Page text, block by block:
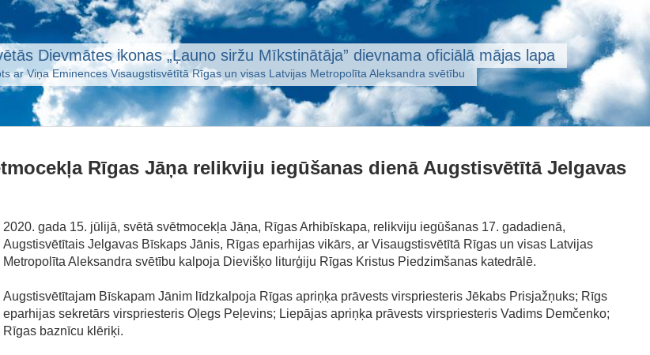
Dievmātes ikonas „Ļauno siržu Mīkstinātāja” dievnama oficiālā mājas lapa
ar Viņa Eminences Visaugstisvētītā Rīgas un visas Latvijas Metropolīta Aleksandra svētību
Rīgas Jāņa relikviju iegūšanas dienā Augstisvētītā Jelgavas
2020. gada 15. jūlijā, svētā svētmocekļa Jāņa, Rīgas Arhibīskapa, relikviju iegūšanas 17. gadadienā,
Augstisvētītais Jelgavas Bīskaps Jānis, Rīgas eparhijas vikārs, ar Visaugstisvētītā Rīgas un visas Latvijas
Metropolīta Aleksandra svētību kalpoja Dievišķo liturģiju Rīgas Kristus Piedzimšanas katedrālē.
Augstisvētītajam Bīskapam Jānim līdzkalpoja Rīgas apriņķa prāvests virspriesteris Jēkabs Prisjažņuks; Rīgs
eparhijas sekretārs virspriesteris Oļegs Peļevins; Liepājas apriņķa prāvests virspriesteris Vadims Demčenko;
Rīgas baznīcu klēriķi.